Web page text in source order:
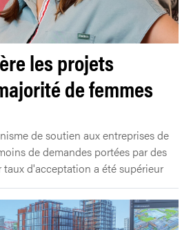
les projets
de femmes
de demandes portées par des
taux d'acceptation a été supérieur